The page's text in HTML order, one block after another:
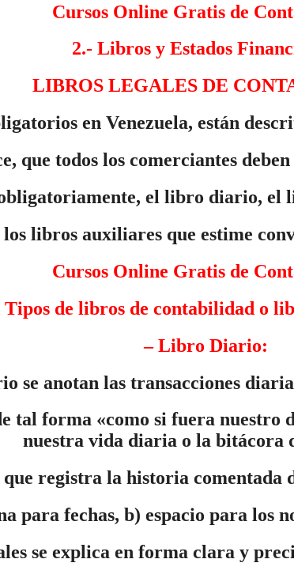
Cursos Online Gratis de
2.- Libros y Estados
LIBROS LEGALES DE
en Venezuela, están
que todos los comerciantes
el libro diario, el
los libros auxiliares que estime
Cursos Online Gratis de
Tipos de libros de contabilidad o
–Libro Diario:
se anotan las transacciones
tal forma «como si fuera
nuestra vida diaria o la bitácora
que registra la historia comentada
para fechas, b) espacio para los
se explica en forma clara y